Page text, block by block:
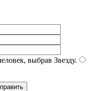
выбрав Звезду.